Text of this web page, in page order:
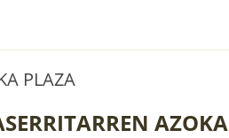
PLAZA
AZOKA